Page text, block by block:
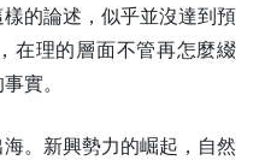
樣的論述，似乎並沒達到預
在理的層面不管再怎麼綴
實。
。新興勢力的崛起，自然